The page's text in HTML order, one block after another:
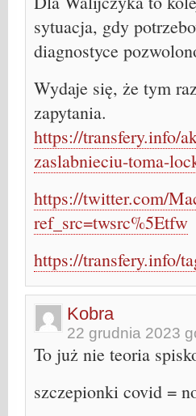
sytuacja, gdy
diagnostyce
Wydaje się, że tym
zapytania.
https://transfery.info/
zaslabnieciu-toma-
https://twitter.com/
ref_src=twsrc%5Etfw
https://transfery.info/
Kobra
22 grudnia 2023
To już nie teoria
szczepionki covid =